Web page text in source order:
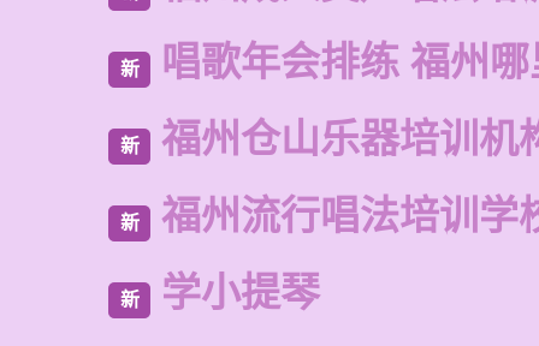
新 唱歌年会排练 福州
新 福州仓山乐器培训机
新 福州流行唱法培训学
新 学小提琴